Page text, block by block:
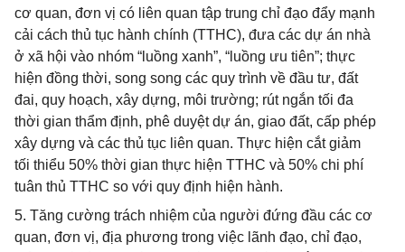
cơ quan, đơn vị có liên quan tập trung chỉ đạo đẩy mạnh
cải cách thủ tục hành chính (TTHC), đưa các dự án nhà
ở xã hội vào nhóm “luồng xanh”, “luồng ưu tiên”; thực
hiện đồng thời, song song các quy trình về đầu tư, đất
đai, quy hoạch, xây dựng, môi trường; rút ngắn tối đa
thời gian thẩm định, phê duyệt dự án, giao đất, cấp phép
xây dựng và các thủ tục liên quan. Thực hiện cắt giảm
tối thiểu 50% thời gian thực hiện TTHC và 50% chi phí
tuân thủ TTHC so với quy định hiện hành.
5. Tăng cường trách nhiệm của người đứng đầu các cơ
quan, đơn vị, địa phương trong việc lãnh đạo, chỉ đạo,